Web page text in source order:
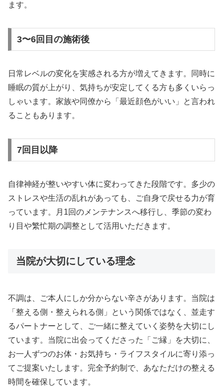
ます。
3〜6回目の施術後
日常レベルの変化を実感される方が増えてきます。同時に
睡眠の質が上がり、気持ちが安定してくる方も多くいらっ
しゃいます。家族や同僚から「最近顔色がいい」と言われ
ることもあります。
7回目以降
自律神経が整いやすい体に変わってきた段階です。多少の
ストレスや生活の乱れがあっても、ご自身で戻せる力が育
っています。月1回のメンテナンスへ移行し、季節の変わ
り目や繁忙期の調整として活用いただきます。
当院が大切にしている理念
不調は、ご本人にしか分からない辛さがあります。当院は
「整える側・整えられる側」という関係ではなく、並走す
るパートナーとして、ご一緒に整えていく姿勢を大切にし
ています。当院に出会ってくださった「ご縁」を大切に、
お一人ずつのお体・お気持ち・ライフスタイルに寄り添っ
てご提案いたします。完全予約制で、あなただけの整える
時間を確保しています。